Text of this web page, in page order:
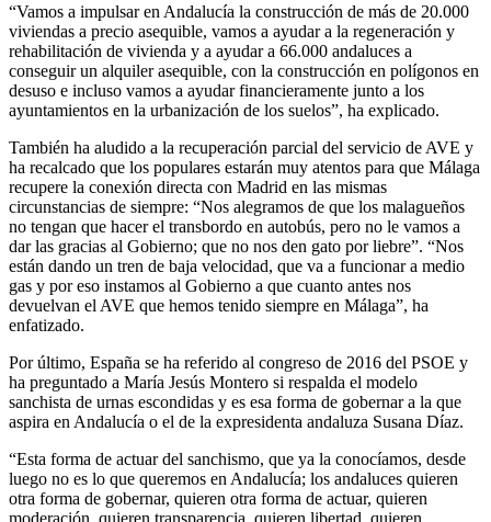
“Vamos a impulsar en Andalucía la construcción de más de 20.000
viviendas a precio asequible, vamos a ayudar a la regeneración y
rehabilitación de vivienda y a ayudar a 66.000 andaluces a
conseguir un alquiler asequible, con la construcción en polígonos en
desuso e incluso vamos a ayudar financieramente junto a los
ayuntamientos en la urbanización de los suelos”, ha explicado.
También ha aludido a la recuperación parcial del servicio de AVE y
ha recalcado que los populares estarán muy atentos para que Málaga
recupere la conexión directa con Madrid en las mismas
circunstancias de siempre: “Nos alegramos de que los malagueños
no tengan que hacer el transbordo en autobús, pero no le vamos a
dar las gracias al Gobierno; que no nos den gato por liebre”. “Nos
están dando un tren de baja velocidad, que va a funcionar a medio
gas y por eso instamos al Gobierno a que cuanto antes nos
devuelvan el AVE que hemos tenido siempre en Málaga”, ha
enfatizado.
Por último, España se ha referido al congreso de 2016 del PSOE y
ha preguntado a María Jesús Montero si respalda el modelo
sanchista de urnas escondidas y es esa forma de gobernar a la que
aspira en Andalucía o el de la expresidenta andaluza Susana Díaz.
“Esta forma de actuar del sanchismo, que ya la conocíamos, desde
luego no es lo que queremos en Andalucía; los andaluces quieren
otra forma de gobernar, quieren otra forma de actuar, quieren
moderación, quieren transparencia, quieren libertad, quieren